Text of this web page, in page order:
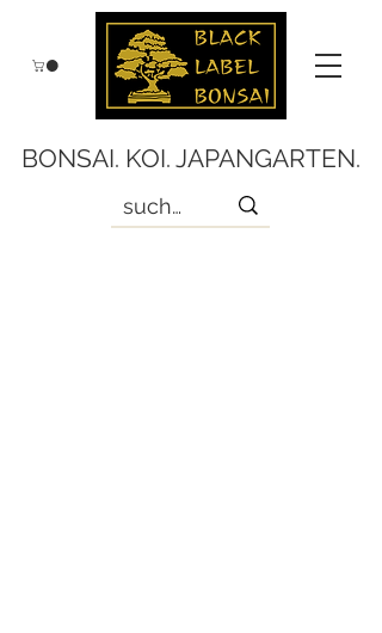
BONSAI. KOI. JAPANGARTEN.